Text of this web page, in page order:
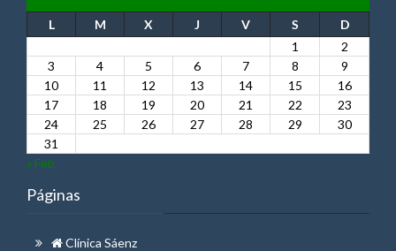
L M X J V S
D
1
2
3
4 5 6 7 8
9
10
11 12 13 14 15
16
17
18 19 20 21 22
23
24
25 26 27 28 29
30
31
« Feb
Páginas
Clínica Sáenz